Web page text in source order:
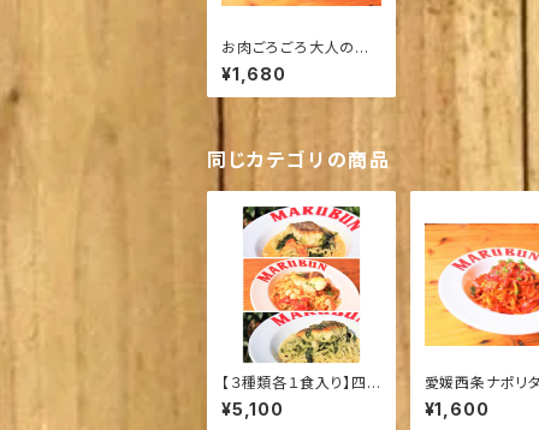
お肉ごろごろ大人のボ
ロネーゼ【ソース２食入
り】
¥1,680
同じカテゴリの商品
【３種類各１食入り】四
国・宇和島 鯛一郎クン
のパスタソースセット
¥5,100
愛媛西条ナポリ
ース２食入り】
¥1,600